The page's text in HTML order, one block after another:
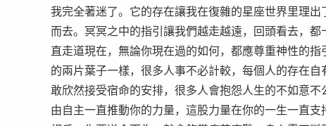
我完全著迷了。它的存在讓我在復雜的星座世界里理
而去。冥冥之中的指引讓我們越走越遠，回頭看去，
直走道現在，無論你現在過的如何，都應尊重神性的
的兩片葉子一樣，很多人事不必計較，每個人的存在
敢欣然接受宿命的安排，很多人會抱怨人生的不如意
由自主一直推動你的力量，這股力量在你的一生一直